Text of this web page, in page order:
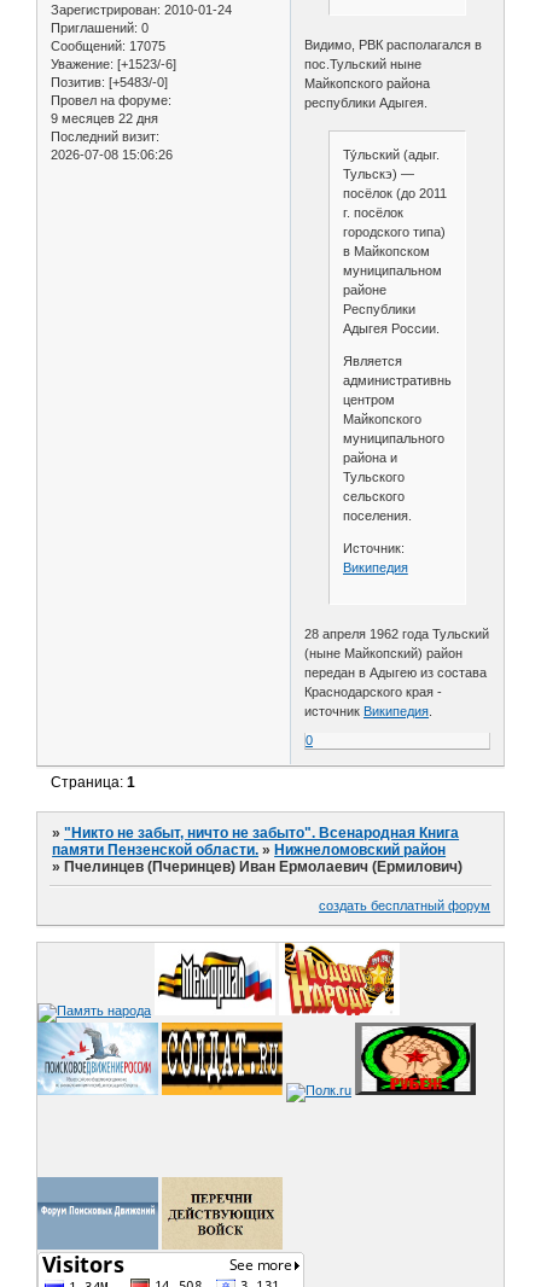
Зарегистрирован: 2010-01-24
Приглашений: 0
Сообщений: 17075
Уважение: [+1523/-6]
Позитив: [+5483/-0]
Провел на форуме:
9 месяцев 22 дня
Последний визит:
2026-07-08 15:06:26
Видимо, РВК располагался в
пос.Тульский ныне
Майкопского района
республики Адыгея.
Ту́льский (адыг.
Тульскэ) —
посёлок (до 2011
г. посёлок
городского типа)
в Майкопском
муниципальном
районе
Республики
Адыгея России.
Является
административным
центром
Майкопского
муниципального
района и
Тульского
сельского
поселения.
Источник:
Википедия
28 апреля 1962 года Тульский
(ныне Майкопский) район
передан в Адыгею из состава
Краснодарского края -
источник Википедия
0
Страница:1
»"Никто не забыт, ничто не забыто". Всенародная Книга
памяти Пензенской области. » Нижнеломовский район
» Пчелинцев (Пчеринцев) Иван Ермолаевич (Ермилович)
создать бесплатный форум